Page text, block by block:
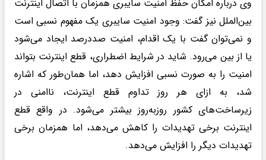
وی درباره امکان حفظ امنیت سایبری همزمان با اتصال اینترنت
بین‌الملل نیز گفت: وجود امنیت سایبری یک مفهوم نسبی است
و نمی‌توان گفت با یک اقدام، امنیت صددرصد ایجاد می‌شود
یا از بین می‌رود. شاید در شرایط اضطراری، قطع اینترنت بتواند
امنیت را به صورت نسبی افزایش دهد، اما همان‌طور که اشاره
شد، به ازای هر روز تداوم قطع اینترنت، ناامنی در
زیرساخت‌های کشور روزبه‌روز بیشتر می‌شود. در واقع قطع
اینترنت برخی تهدیدات را کاهش می‌دهد، اما همزمان برخی
تهدیدات دیگر را افزایش می‌دهد.